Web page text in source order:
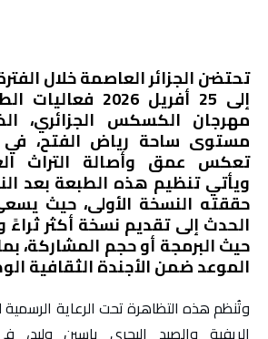
إلى 25 أفريل 2026
مهرجان الكسكس الجزائري،
مستوى ساحة رياض الفتح،
تعكس عمق وأصالة التراث
ويأتي تنظيم هذه الطبعة بعد
حققته النسخة الأولى، حيث
الحدث إلى تقديم نسخة أكثر
حيث البرمجة أو حجم المشاركة،
الموعد ضمن الأجندة الثقافية
وتُنظم هذه التظاهرة تحت الرعاية الرسمية